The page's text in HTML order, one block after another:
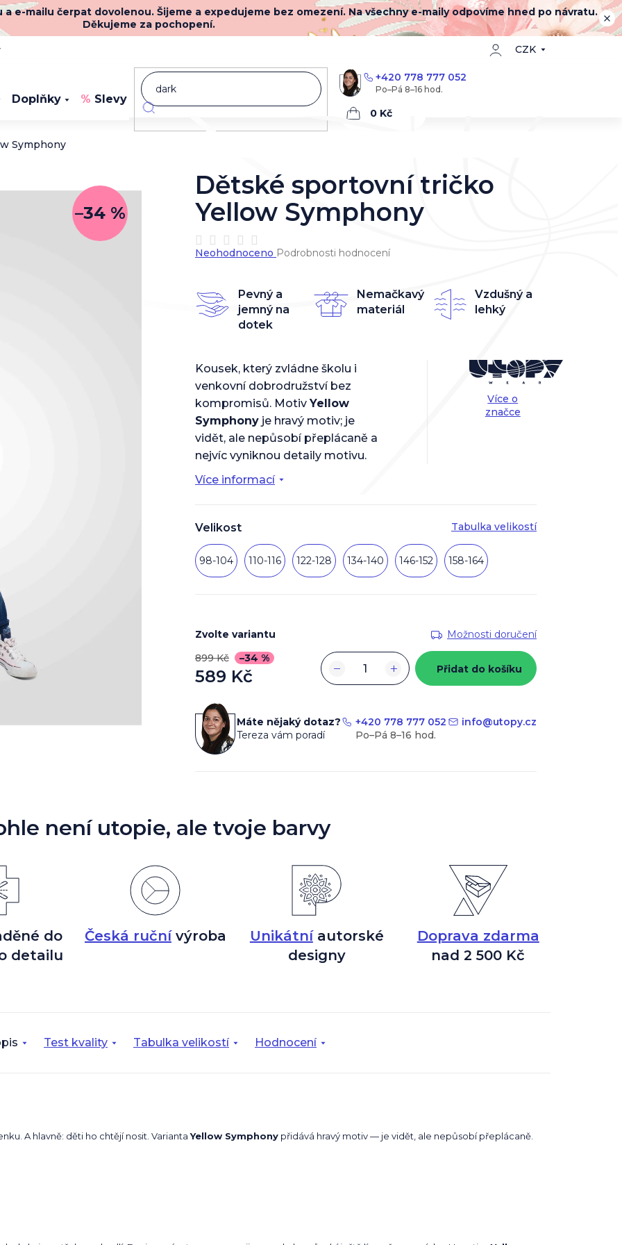
e-mailu čerpat dovolenou. Šijeme a expedujeme bez omezení. Na všechny e-maily odpovíme hned po návratu.
Děkujeme za pochopení.
CZK
+420 778 777 052
Nákupní
Doplňky Slevy Novinky
Symphony
–34 %
Velikost Tabulka velikostí
98-104 110-116 122-128 134-140 146-152 158-164
Více informací
Kousek, který zvládne školu i
venkovní dobrodružství bez
kompromisů. MotivYellow
Symphony je hravý motiv; je
vidět, ale nepůsobí přeplácaně a
nejvíc vyniknou detaily motivu.
Více o
značce
Pevný a
jemný na
dotek
Nemačkavý
materiál
Vzdušný a
lehký
Zvolte variantu
Možnosti doručení
899 Kč
–34 %
589 Kč
cena:
+
− Přidat do košíku
Dětské sportovní tričko
Yellow Symphony
Průměrné
hodnocení
0,0
z
Neohodnoceno Podrobnosti hodnocení
Máte nějaký dotaz?
Tereza vám poradí
+420 778 777 052 info@utopy.cz
není utopie, ale tvoje barvy
do
detailu
Česká ručnívýroba Unikátníautorské
designy
Doprava zdarma
nad 2 500 Kč
Test kvality Tabulka velikostí Hodnocení
A hlavně: děti ho chtějí nosit. VariantaYellow Symphony přidává hravý motiv — je vidět, ale nepůsobí přeplácaně.